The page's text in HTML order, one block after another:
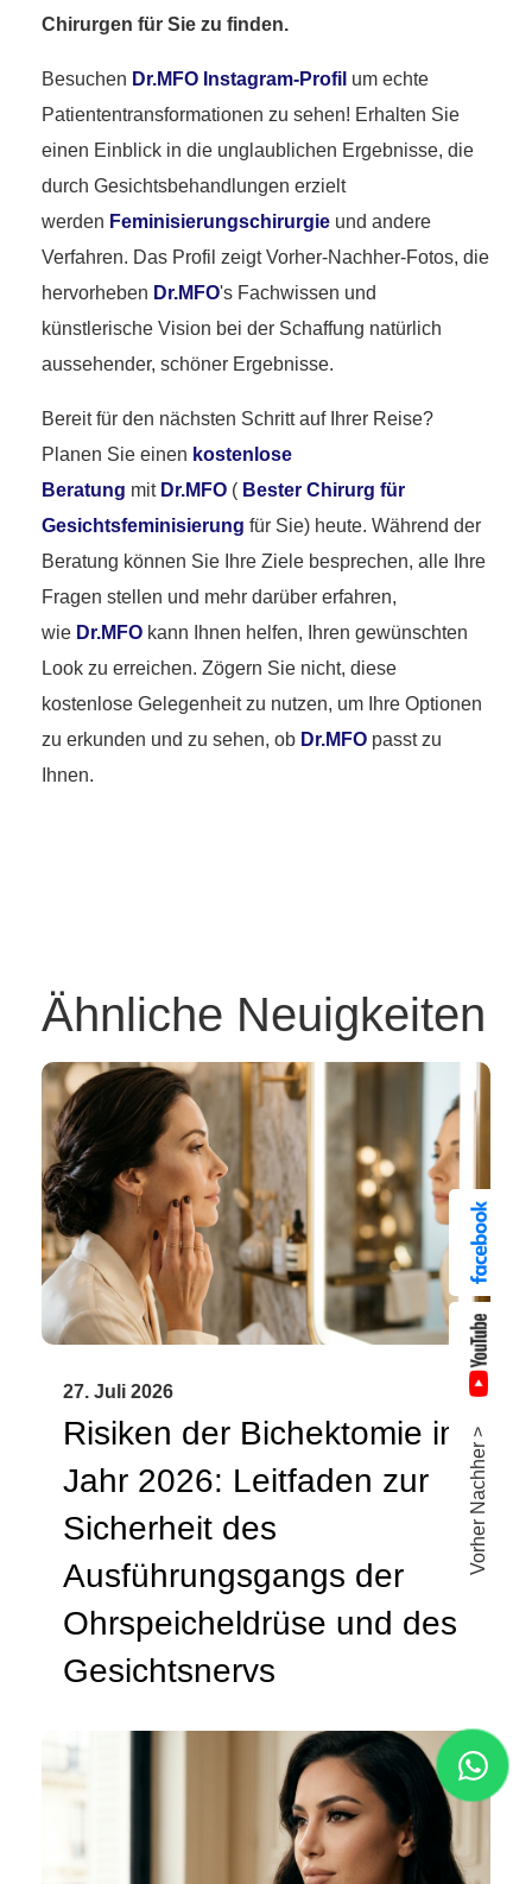
Chirurgen für Sie zu finden.
Besuchen Dr.MFO Instagram-Profil um echte
Patiententransformationen zu sehen! Erhalten Sie
einen Einblick in die unglaublichen Ergebnisse, die
durch Gesichtsbehandlungen erzielt
werden Feminisierungschirurgie und andere
Verfahren. Das Profil zeigt Vorher-Nachher-Fotos, die
hervorheben Dr.MFO's Fachwissen und
künstlerische Vision bei der Schaffung natürlich
aussehender, schöner Ergebnisse.
Bereit für den nächsten Schritt auf Ihrer Reise?
Planen Sie einen kostenlose
Beratung mit Dr.MFO ( Bester Chirurg für
Gesichtsfeminisierung für Sie) heute. Während der
Beratung können Sie Ihre Ziele besprechen, alle Ihre
Fragen stellen und mehr darüber erfahren,
wie Dr.MFO kann Ihnen helfen, Ihren gewünschten
Look zu erreichen. Zögern Sie nicht, diese
kostenlose Gelegenheit zu nutzen, um Ihre Optionen
zu erkunden und zu sehen, ob Dr.MFO passt zu
Ihnen.
Ähnliche Neuigkeiten
27. Juli 2026
Risiken der Bichektomie im
Jahr 2026: Leitfaden zur
Sicherheit des
Ausführungsgangs der
Ohrspeicheldrüse und des
Gesichtsnervs
Vorher Nachher >